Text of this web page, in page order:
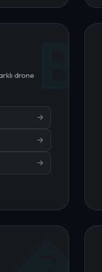
drone